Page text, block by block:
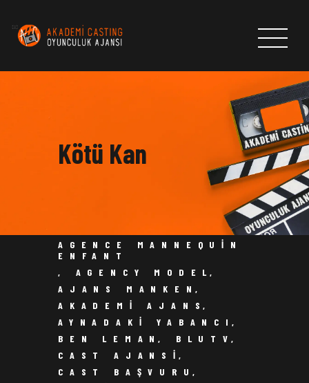
Kötü Kan
CASTLAR
AKADEMI CASTING OYUNCULUK AJANSI
AGENCE MANNEQUIN
ENFANT
, AGENCY MODEL,
AJANS MANKEN,
AKADEMI AJANS,
AYNADAKI YABANCI,
BEN LEMAN, BLUTV,
CAST AJANSI,
CAST BAŞVURU,